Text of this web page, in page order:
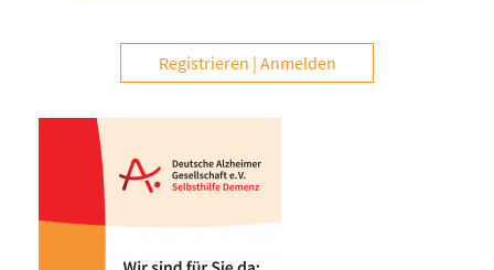
Registrieren Anmelden